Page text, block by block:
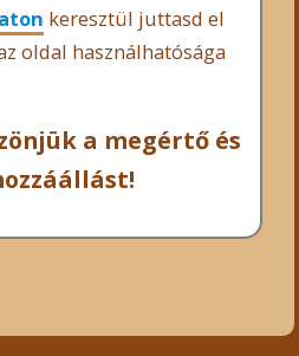
keresztül juttasd el
oldal használhatósága
a megértő és